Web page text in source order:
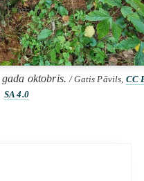
gada oktobris./ Gatis Pāvils, CC
SA 4.0